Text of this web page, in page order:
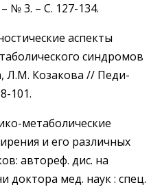
№ 3. – С. 127-134.
аспекты
синдромов
Л.М. Козакова // Педи­
101.
метаболические
и его различных
автореф. дис. на
доктора мед. наук : спец.